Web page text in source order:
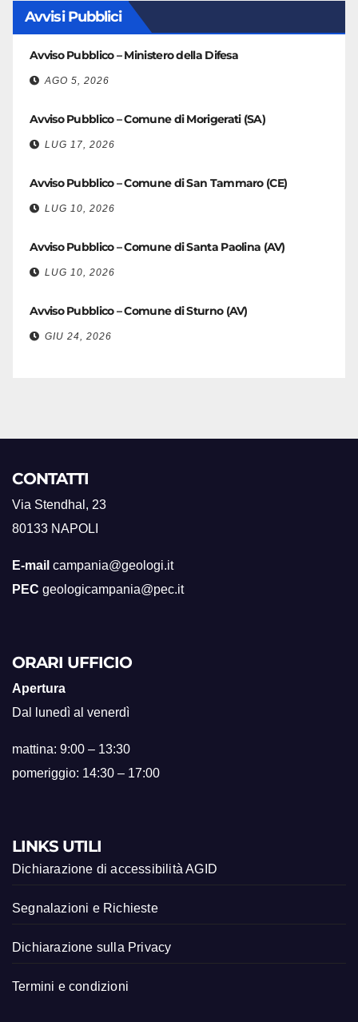
Avvisi Pubblici
Avviso Pubblico – Ministero della Difesa
AGO 5, 2026
Avviso Pubblico – Comune di Morigerati (SA)
LUG 17, 2026
Avviso Pubblico – Comune di San Tammaro (CE)
LUG 10, 2026
Avviso Pubblico – Comune di Santa Paolina (AV)
LUG 10, 2026
Avviso Pubblico – Comune di Sturno (AV)
GIU 24, 2026
CONTATTI
Via Stendhal, 23
80133 NAPOLI
E-mail campania@geologi.it
PEC geologicampania@pec.it
ORARI UFFICIO
Apertura
Dal lunedì al venerdì
mattina: 9:00 – 13:30
pomeriggio: 14:30 – 17:00
LINKS UTILI
Dichiarazione di accessibilità AGID
Segnalazioni e Richieste
Dichiarazione sulla Privacy
Termini e condizioni